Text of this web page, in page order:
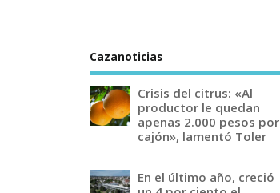
Cazanoticias
Crisis del citrus: «Al
productor le quedan
apenas 2.000 pesos por
cajón», lamentó Toler
En el último año, creció